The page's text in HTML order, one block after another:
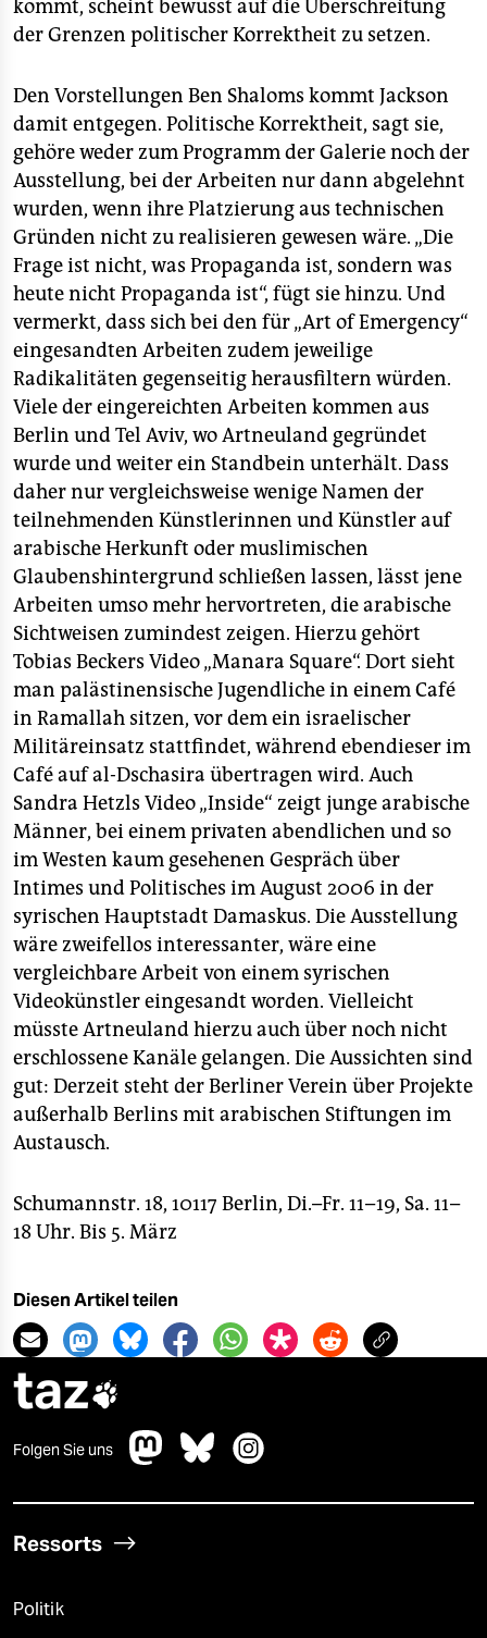
kommt, scheint bewusst auf die Überschreitung
der Grenzen politischer Korrektheit zu setzen.
Den Vorstellungen Ben Shaloms kommt Jackson
damit entgegen. Politische Korrektheit, sagt sie,
gehöre weder zum Programm der Galerie noch der
Ausstellung, bei der Arbeiten nur dann abgelehnt
wurden, wenn ihre Platzierung aus technischen
Gründen nicht zu realisieren gewesen wäre. „Die
Frage ist nicht, was Propaganda ist, sondern was
heute nicht Propaganda ist“, fügt sie hinzu. Und
vermerkt, dass sich bei den für „Art of Emergency“
eingesandten Arbeiten zudem jeweilige
Radikalitäten gegenseitig herausfiltern würden.
Viele der eingereichten Arbeiten kommen aus
Berlin und Tel Aviv, wo Artneuland gegründet
wurde und weiter ein Standbein unterhält. Dass
daher nur vergleichsweise wenige Namen der
teilnehmenden Künstlerinnen und Künstler auf
arabische Herkunft oder muslimischen
Glaubenshintergrund schließen lassen, lässt jene
Arbeiten umso mehr hervortreten, die arabische
Sichtweisen zumindest zeigen. Hierzu gehört
Tobias Beckers Video „Manara Square“. Dort sieht
man palästinensische Jugendliche in einem Café
in Ramallah sitzen, vor dem ein israelischer
Militäreinsatz stattfindet, während ebendieser im
Café auf al-Dschasira übertragen wird. Auch
Sandra Hetzls Video „Inside“ zeigt junge arabische
Männer, bei einem privaten abendlichen und so
im Westen kaum gesehenen Gespräch über
Intimes und Politisches im August 2006 in der
syrischen Hauptstadt Damaskus. Die Ausstellung
wäre zweifellos interessanter, wäre eine
vergleichbare Arbeit von einem syrischen
Videokünstler eingesandt worden. Vielleicht
müsste Artneuland hierzu auch über noch nicht
erschlossene Kanäle gelangen. Die Aussichten sind
gut: Derzeit steht der Berliner Verein über Projekte
außerhalb Berlins mit arabischen Stiftungen im
Austausch.
Schumannstr. 18, 10117 Berlin, Di.–Fr. 11–19, Sa. 11–
18 Uhr. Bis 5. März
Diesen Artikel teilen
taz
Folgen Sie uns
Ressorts
Politik